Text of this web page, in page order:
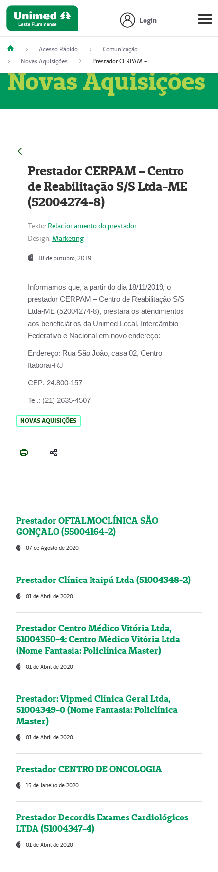
Login
Acesso Rápido
Comunicação
Novas Aquisições
Prestador CERPAM – Centro de Reabilitação S/S Ltda-ME (52004274-8)
Novas Aquisições
Prestador CERPAM – Centro
de Reabilitação S/S Ltda-ME
(52004274-8)
Texto: Relacionamento do prestador
Design: Marketing
18 de outubro, 2019
Informamos que, a partir do dia 18/11/2019, o
prestador CERPAM – Centro de Reabilitação S/S
Ltda-ME (52004274-8), prestará os atendimentos
aos beneficiários da Unimed Local, Intercâmbio
Federativo e Nacional em novo endereço:
Endereço: Rua São João, casa 02, Centro,
Itaboraí-RJ
CEP: 24.800-157
Tel.: (21) 2635-4507
NOVAS AQUISIÇÕES
Prestador OFTALMOCLÍNICA SÃO
GONÇALO (55004164-2)
07 de Agosto de 2020
Prestador Clínica Itaipú Ltda (51004348-2)
01 de Abril de 2020
Prestador Centro Médico Vitória Ltda,
51004350-4: Centro Médico Vitória Ltda
(Nome Fantasia: Policlínica Master)
01 de Abril de 2020
Prestador: Vipmed Clínica Geral Ltda,
51004349-0 (Nome Fantasia: Policlínica
Master)
01 de Abril de 2020
Prestador CENTRO DE ONCOLOGIA
15 de Janeiro de 2020
Prestador Decordis Exames Cardiológicos
LTDA (51004347-4)
01 de Abril de 2020